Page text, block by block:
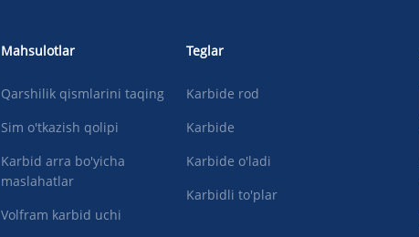
Mahsulotlar
Qarshilik qismlarini taqing
Sim o'tkazish qolipi
Karbid arra bo'yicha
maslahatlar
Volfram karbid uchi
Teglar
Karbide rod
Karbide
Karbide o'ladi
Karbidli to'plar